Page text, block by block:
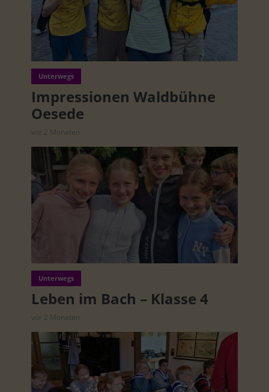
Unterwegs
Impressionen Waldbühne
Oesede
vor 2 Monaten
Unterwegs
Leben im Bach – Klasse 4
vor 2 Monaten